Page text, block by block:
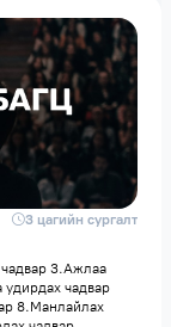
3 цагийн сургалт
чадвар 3.Ажлаа
удирдах чадвар
8.Манлайлах